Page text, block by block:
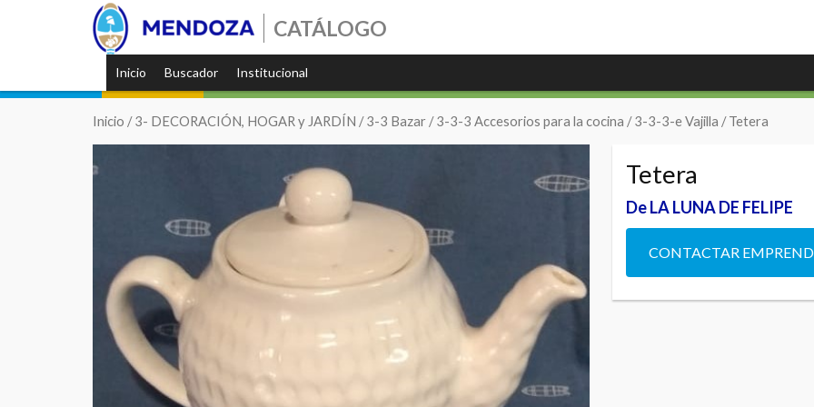
CATÁLOGO
Inicio Buscador Institucional
Inicio /3- DECORACIÓN, HOGAR y JARDÍN /3-3 Bazar /3-3-3 Accesorios para la cocina /3-3-3-e Vajilla / Tetera
Tetera
De LA LUNA DE FELIPE
CONTACTAR